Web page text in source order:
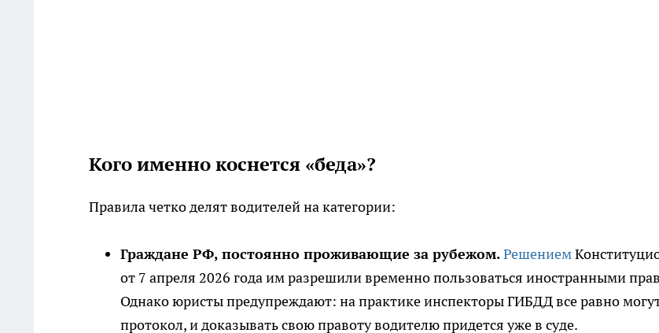
Кого именно коснется «беда»?
Правила четко делят водителей на категории:
Граждане РФ, постоянно проживающие за рубежом.Решением
от 7 апреля 2026 года им разрешили временно пользоваться иностранными
Однако юристы предупреждают: на практике инспекторы ГИБДД все равно
протокол, и доказывать свою правоту водителю придется уже в суде.